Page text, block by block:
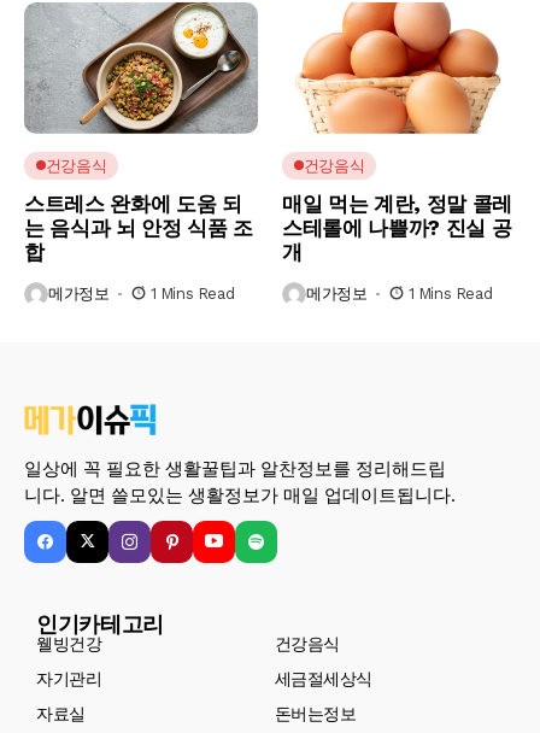
건강음식
스트레스 완화에 도움 되
는 음식과 뇌 안정 식품 조
합
메가정보 1 Mins Read
건강음식
매일 먹는 계란, 정말 콜레
스테롤에 나쁠까? 진실 공
개
메가정보 1 Mins Read
일상에 꼭 필요한 생활꿀팁과 알찬정보를 정리해드립
니다. 알면 쓸모있는 생활정보가 매일 업데이트됩니다.
인기카테고리
웰빙건강
건강음식
자기관리
세금절세상식
자료실
돈버는정보